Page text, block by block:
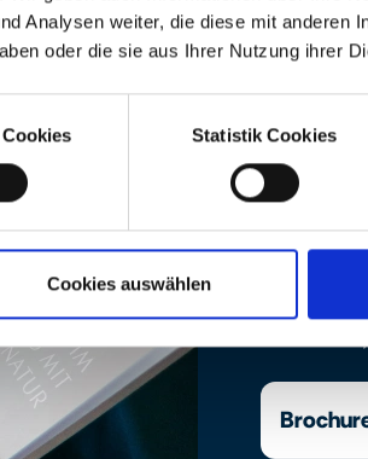
Analysen weiter, die diese mit anderen
oder die sie aus Ihrer Nutzung ihrer
Statistik Cookies
Cookies auswählen
Find the